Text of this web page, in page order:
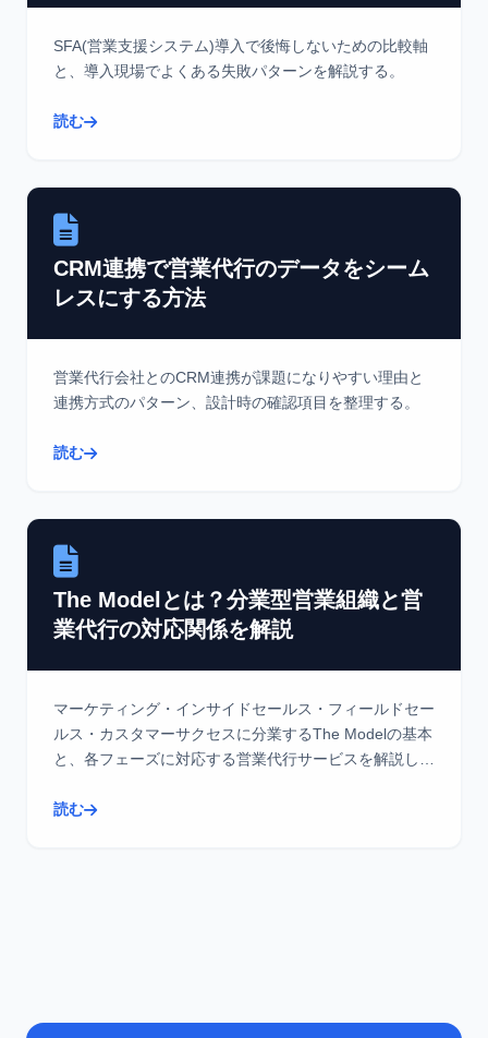
SFA(営業支援システム)導入で後悔しないための比較軸
と、導入現場でよくある失敗パターンを解説する。
読む
CRM連携で営業代行のデータをシーム
レスにする方法
営業代行会社とのCRM連携が課題になりやすい理由と
連携方式のパターン、設計時の確認項目を整理する。
読む
The Modelとは？分業型営業組織と営
業代行の対応関係を解説
マーケティング・インサイドセールス・フィールドセー
ルス・カスタマーサクセスに分業するThe Modelの基本
と、各フェーズに対応する営業代行サービスを解説しま
読む